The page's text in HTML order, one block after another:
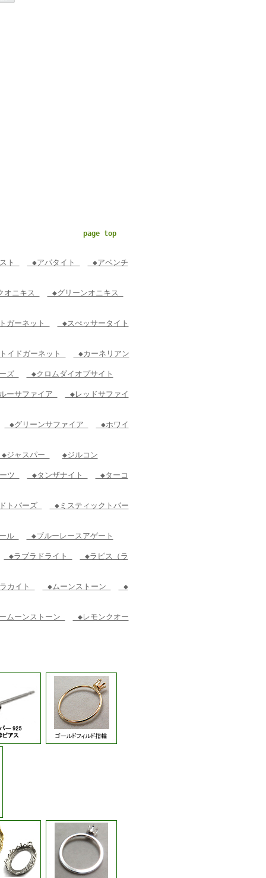
page top
ト ◆アパタイト ◆アベンチ
ニキス ◆グリーンオニキス
ガーネット ◆スぺッサータイト
イドガーネット ◆カーネリアン
ズ ◆クロムダイオプサイト
ーサファイア ◆レッドサファイ
◆グリーンサファイア ◆ホワイ
ジャスパー ◆ジルコン
ツ ◆タンザナイト ◆ターコ
トパーズ ◆ミスティックトパー
ル ◆ブルーレースアゲート
◆ラブラドライト ◆ラピス（ラ
カイト ◆ムーンストーン ◆
ムーンストーン ◆レモンクオー